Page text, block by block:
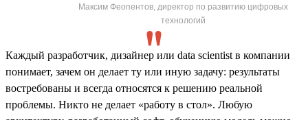
Максим Феопентов, директор по развитию цифровых
технологий
Каждый разработчик, дизайнер или data scientist в компании
понимает, зачем он делает ту или иную задачу: результаты
востребованы и всегда относятся к решению реальной
проблемы. Никто не делает «работу в стол». Любую